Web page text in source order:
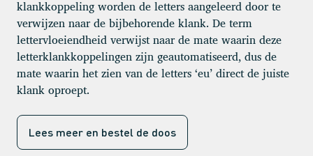
klankkoppeling worden de letters aangeleerd door te
verwijzen naar de bijbehorende klank. De term
lettervloeiendheid verwijst naar de mate waarin deze
letterklankkoppelingen zijn geautomatiseerd, dus de
mate waarin het zien van de letters ‘eu’ direct de juiste
klank oproept.
Lees meer en bestel de doos